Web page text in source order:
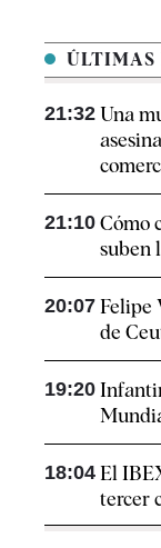
ÚLTIMAS
21:32 Una
21:10 Cómo
suben
20:07 Felipe
de
19:20
18:04 El
tercer